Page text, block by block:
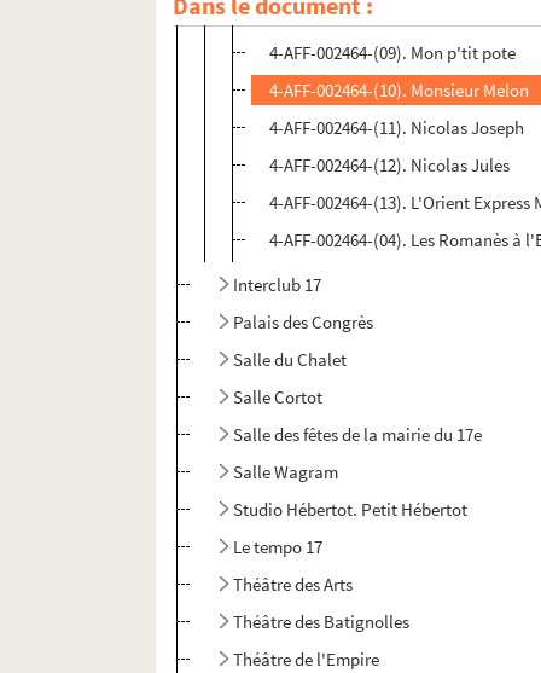
4-AFF-002464-(08). Marcella
4-AFF-002464-(09). Mon p'tit pote
4-AFF-002464-(10). Monsieur Melon
4-AFF-002464-(11). Nicolas Joseph
4-AFF-002464-(12). Nicolas Jules
4-AFF-002464-(13). L'Orient Express
4-AFF-002464-(04). Les Romanès à
Interclub 17
Palais des Congrès
Salle du Chalet
Salle Cortot
Salle des fêtes de la mairie du 17e
Salle Wagram
Studio Hébertot. Petit Hébertot
Le tempo 17
Théâtre des Arts
Théâtre des Batignolles
Théâtre de l'Empire